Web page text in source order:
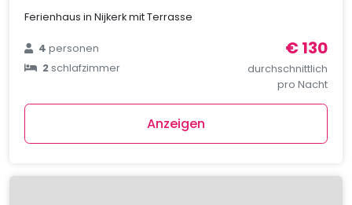
Ferienhaus in Nijkerk mit Terrasse
4personen
2schlafzimmer
€ 130
durchschnittlich
pro Nacht
Anzeigen